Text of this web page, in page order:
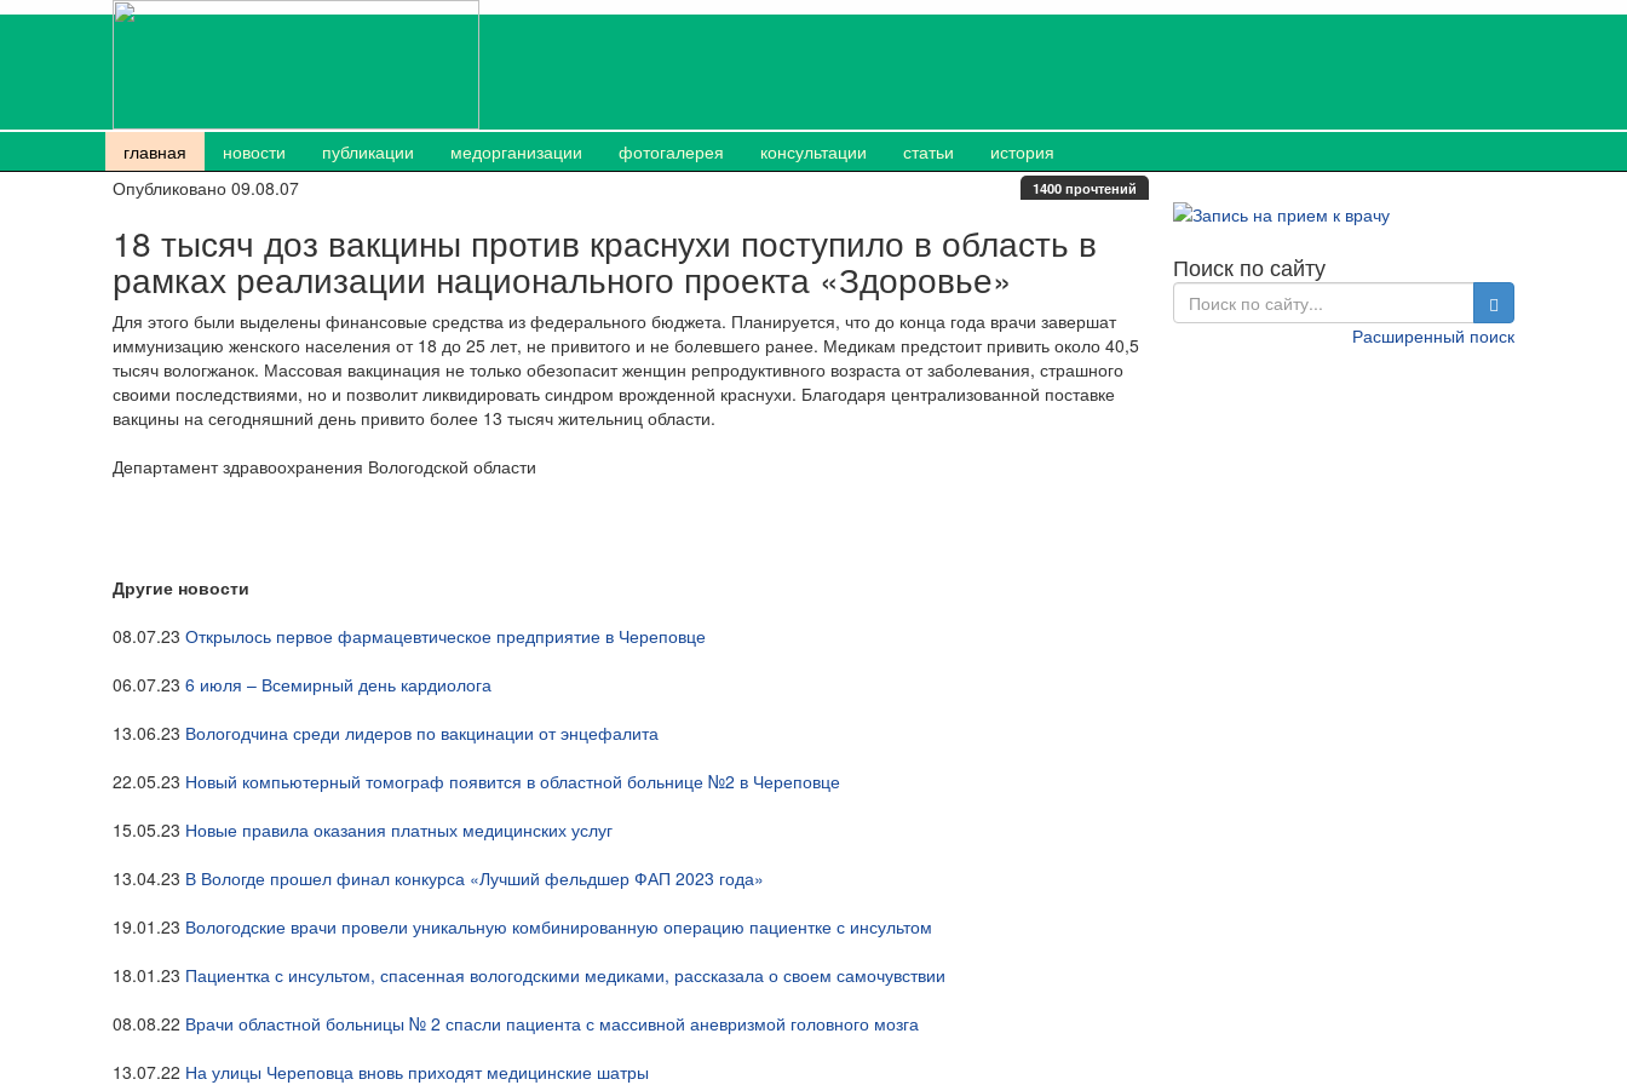
главная новости публикации медорганизации фотогалерея консультации статьи
история
Опубликовано 09.08.07
1400 прочтений
18 тысяч доз вакцины против краснухи поступило в область в
рамках реализации национального проекта «Здоровье»
Для этого были выделены финансовые средства из федерального бюджета. Планируется, что до конца года врачи завершат
иммунизацию женского населения от 18 до 25 лет, не привитого и не болевшего ранее. Медикам предстоит привить около 40,5
тысяч вологжанок. Массовая вакцинация не только обезопасит женщин репродуктивного возраста от заболевания, страшного
своими последствиями, но и позволит ликвидировать синдром врожденной краснухи. Благодаря централизованной поставке
вакцины на сегодняшний день привито более 13 тысяч жительниц области.
Департамент здравоохранения Вологодской области
Другие новости
08.07.23 Открылось первое фармацевтическое предприятие в Череповце
06.07.23 6 июля – Всемирный день кардиолога
13.06.23 Вологодчина среди лидеров по вакцинации от энцефалита
22.05.23 Новый компьютерный томограф появится в областной больнице №2 в Череповце
15.05.23 Новые правила оказания платных медицинских услуг
13.04.23 В Вологде прошел финал конкурса «Лучший фельдшер ФАП 2023 года»
19.01.23 Вологодские врачи провели уникальную комбинированную операцию пациентке с инсультом
18.01.23 Пациентка с инсультом, спасенная вологодскими медиками, рассказала о своем самочувствии
08.08.22 Врачи областной больницы № 2 спасли пациента с массивной аневризмой головного мозга
13.07.22 На улицы Череповца вновь приходят медицинские шатры
Поиск по сайту
Расширенный поиск